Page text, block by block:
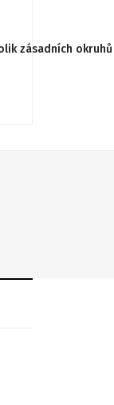
zásadních